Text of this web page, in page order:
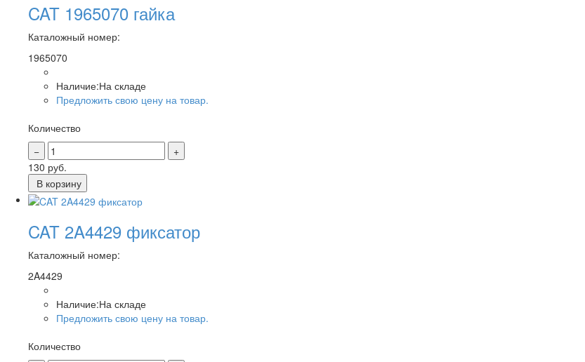
CAT 1965070 гайка
Каталожный номер:
1965070
Наличие:На складе
Предложить свою цену на товар.
Количество
130 руб.
В корзину
CAT 2A4429 фиксатор
Каталожный номер:
2A4429
Наличие:На складе
Предложить свою цену на товар.
Количество